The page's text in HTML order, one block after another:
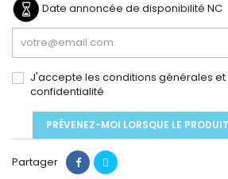
Date annoncée de disponibilité NC
J'accepte les conditions générales
confidentialité
PRÉVENEZ-MOI LORSQUE LE
Partager